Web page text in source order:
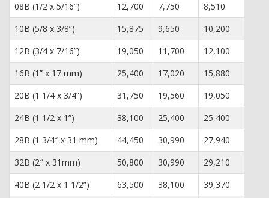
08B (1/2 x 5/16”)
12,700 7,750
8,510
10B (5/8 x 3/8”)
15,875 9,650
10,200
12B (3/4 x 7/16”)
19,050 11,700
12,100
16B (1” x 17 mm)
25,400 17,020
15,880
20B (1 1/4 x 3/4”)
31,750 19,560
19,050
24B (1 1/2 x 1”)
38,100 25,400
25,400
28B (1 3/4″ x 31 mm)
44,450 30,990
27,940
32B (2″ x 31mm)
50,800 30,990
29,210
40B (2 1/2 x 1 1/2”)
63,500 38,100
39,370